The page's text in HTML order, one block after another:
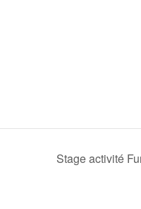
Stage activité